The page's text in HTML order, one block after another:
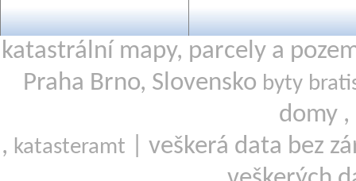
katastrální mapy, parcely a
Praha Brno, Slovensko byty
domy ,
, katasteramt
| veškerá data bez